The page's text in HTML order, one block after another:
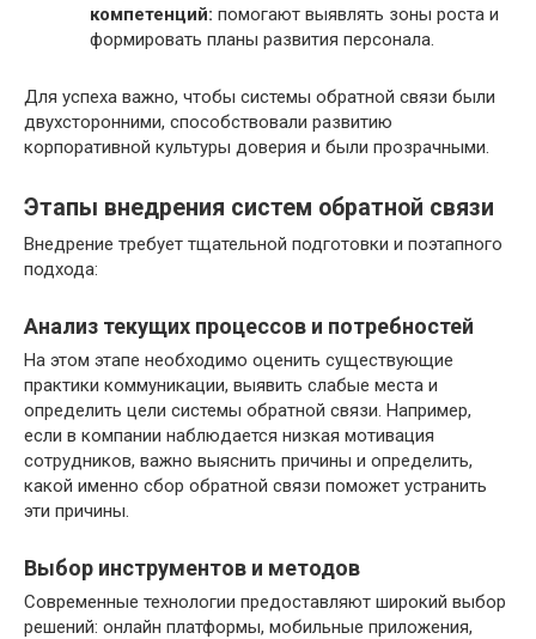
компетенций: помогают выявлять зоны роста и
формировать планы развития персонала.
Для успеха важно, чтобы системы обратной связи были
двухсторонними, способствовали развитию
корпоративной культуры доверия и были прозрачными.
Этапы внедрения систем обратной связи
Внедрение требует тщательной подготовки и поэтапного
подхода:
Анализ текущих процессов и потребностей
На этом этапе необходимо оценить существующие
практики коммуникации, выявить слабые места и
определить цели системы обратной связи. Например,
если в компании наблюдается низкая мотивация
сотрудников, важно выяснить причины и определить,
какой именно сбор обратной связи поможет устранить
эти причины.
Выбор инструментов и методов
Современные технологии предоставляют широкий выбор
решений: онлайн платформы, мобильные приложения,